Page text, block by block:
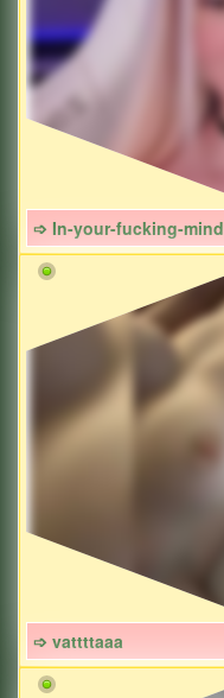
➩ In-your-fucking-mind
➩ vattttaaa